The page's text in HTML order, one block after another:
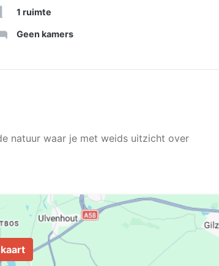
1 ruimte
Geen kamers
natuur waar je met weids uitzicht over